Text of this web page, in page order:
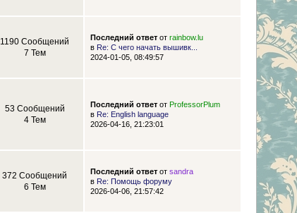
1190 Сообщений
7 Тем
Последний ответот rainbow.lu
в Re: С чего начать вышивк...
2024-01-05, 08:49:57
53 Сообщений
4 Тем
Последний ответот ProfessorPlum
в Re: English language
2026-04-16, 21:23:01
372 Сообщений
6 Тем
Последний ответот sandra
в Re: Помощь форуму
2026-04-06, 21:57:42